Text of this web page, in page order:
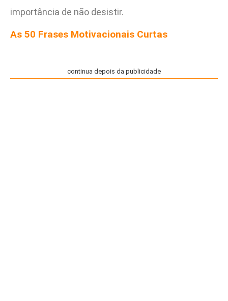
importância de não desistir.
As 50 Frases Motivacionais Curtas
continua depois da publicidade